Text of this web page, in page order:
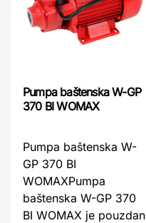
Pumpa baštenska W-GP
370 BI WOMAX
Pumpa baštenska W-
GP 370 BI
WOMAXPumpa
baštenska W-GP 370
BI WOMAX je pouzdan